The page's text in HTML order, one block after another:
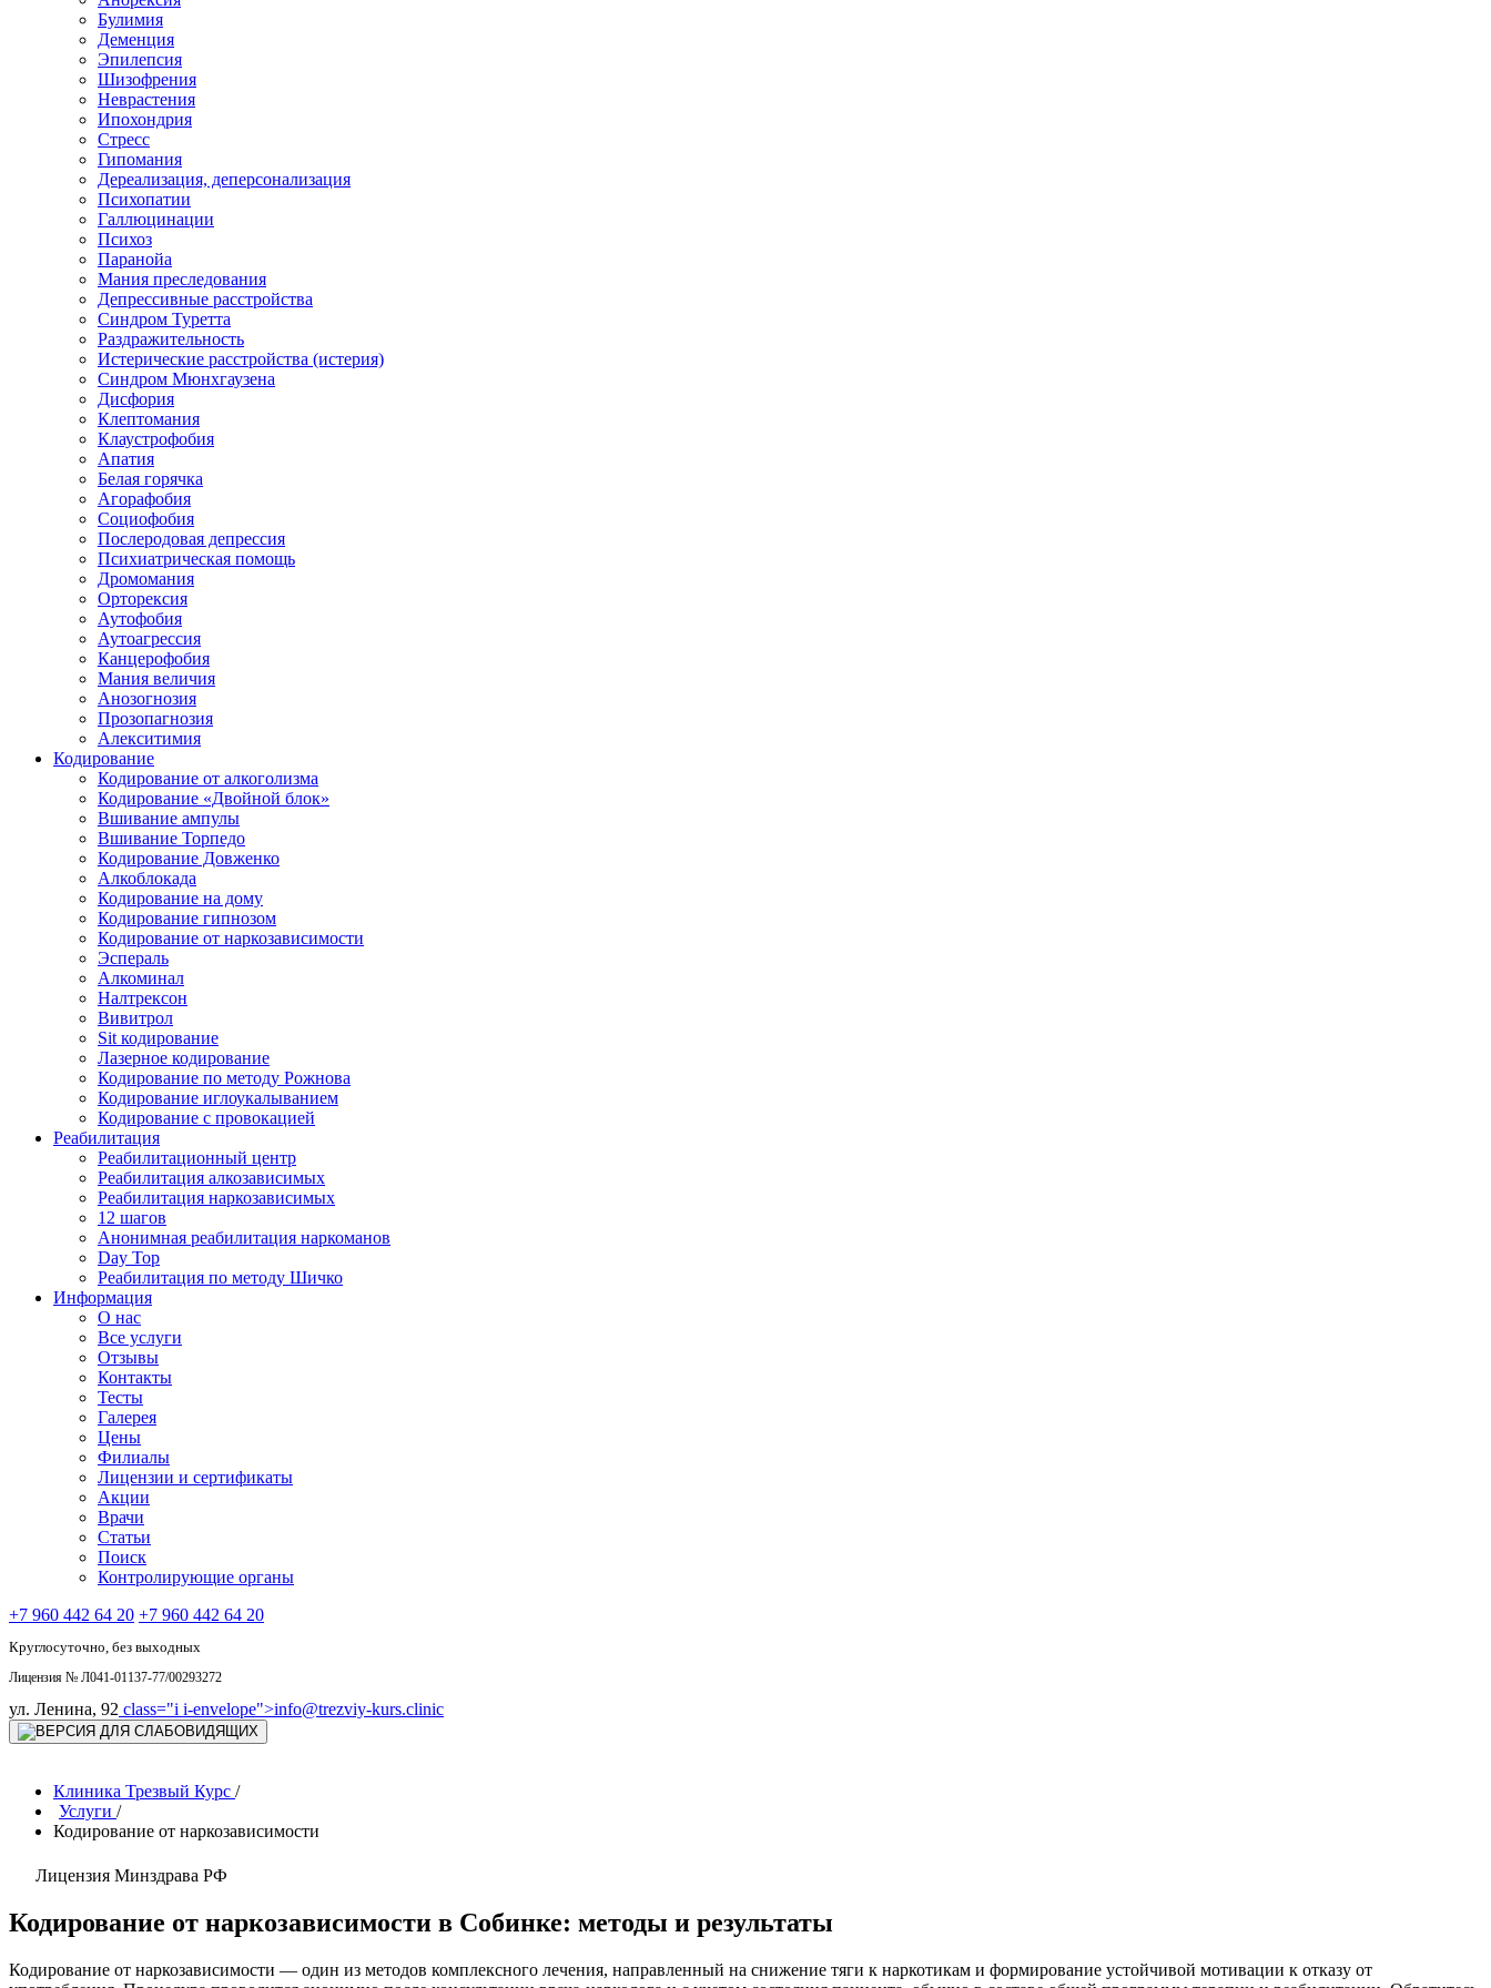
Булимия
Деменция
Эпилепсия
Шизофрения
Неврастения
Ипохондрия
Стресс
Гипомания
Дереализация, деперсонализация
Психопатии
Галлюцинации
Психоз
Паранойа
Мания преследования
Депрессивные расстройства
Синдром Туретта
Раздражительность
Истерические расстройства (истерия)
Синдром Мюнхгаузена
Дисфория
Клептомания
Клаустрофобия
Апатия
Белая горячка
Агорафобия
Социофобия
Послеродовая депрессия
Психиатрическая помощь
Дромомания
Орторексия
Аутофобия
Аутоагрессия
Канцерофобия
Мания величия
Анозогнозия
Прозопагнозия
Алекситимия
Кодирование
Кодирование от алкоголизма
Кодирование «Двойной блок»
Вшивание ампулы
Вшивание Торпедо
Кодирование Довженко
Алкоблокада
Кодирование на дому
Кодирование гипнозом
Кодирование от наркозависимости
Эспераль
Алкоминал
Налтрексон
Вивитрол
Sit кодирование
Лазерное кодирование
Кодирование по методу Рожнова
Кодирование иглоукалыванием
Кодирование с провокацией
Реабилитация
Реабилитационный центр
Реабилитация алкозависимых
Реабилитация наркозависимых
12 шагов
Анонимная реабилитация наркоманов
Day Top
Реабилитация по методу Шичко
Информация
О нас
Все услуги
Отзывы
Контакты
Тесты
Галерея
Цены
Филиалы
Лицензии и сертификаты
Акции
Врачи
Статьи
Поиск
Контролирующие органы
+7 960 442 64 20 +7 960 442 64 20
Круглосуточно, без выходных
Лицензия № Л041-01137-77/00293272
ул. Ленина, 92 class="i i-envelope">info@trezviy-kurs.clinic
Клиника Трезвый Курс /
Услуги /
Кодирование от наркозависимости
Лицензия Минздрава РФ
Кодирование от наркозависимости в Собинке: методы и результаты
Кодирование от наркозависимости — один из методов комплексного лечения, направленный на снижение тяги к наркотикам и формирование устойчивой мотивации к отказу от